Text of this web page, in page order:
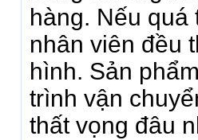
hàng. Nếu
nhân viên đều
hình. Sản
trình vận
thất vọng đâu